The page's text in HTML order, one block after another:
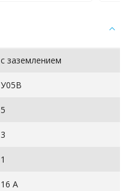
c заземлением
У05В
5
3
1
16 А